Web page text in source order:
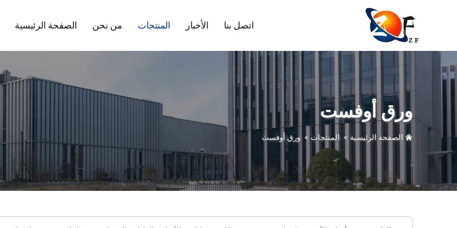
الصفحة الرئيسية من نحن المنتجات الأخبار اتصل بنا
ورق أوفست
الصفحة الرئيسية > المنتجات > ورق أوفست